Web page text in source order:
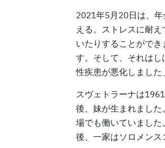
2021年5月20日は、
える。ストレスに耐
いたりすることがで
す。そして、それは
性疾患が悪化しました
スヴェトラーナは
後、妹が生まれまし
場でも働いていまし
後、一家はソロメンス